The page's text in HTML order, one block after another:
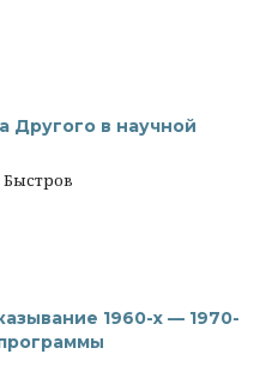
Другого в научной
1960-х — 1970-